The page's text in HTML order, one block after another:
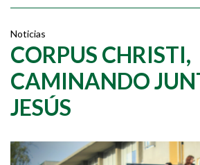
Noticias
CORPUS CHRISTI,
CAMINANDO
JESÚS